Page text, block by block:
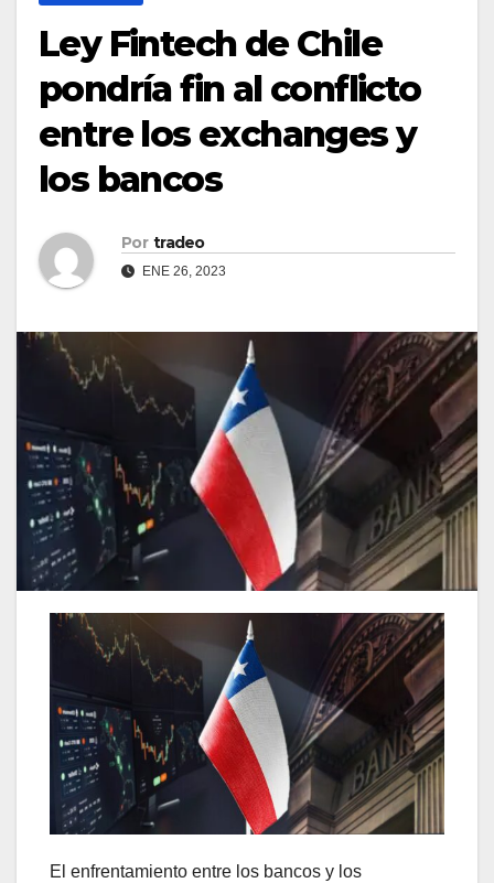
Ley Fintech de Chile
pondría fin al conflicto
entre los exchanges y
los bancos
Por tradeo
ENE 26, 2023
El enfrentamiento entre los bancos y los